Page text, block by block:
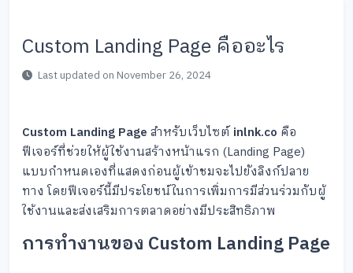
Custom Landing Page คืออะไร
Last updated on November 26, 2024
Custom Landing Page สำหรับเว็บไซต์inlnk.co คือ
ฟีเจอร์ที่ช่วยให้ผู้ใช้งานสร้างหน้าแรก (Landing Page)
แบบกำหนดเองที่แสดงก่อนผู้เข้าชมจะไปยังลิงก์ปลาย
ทาง โดยฟีเจอร์นี้มีประโยชน์ในการเพิ่มการมีส่วนร่วมกับผู้
ใช้งานและส่งเสริมการตลาดอย่างมีประสิทธิภาพ
การทำงานของ Custom Landing Page